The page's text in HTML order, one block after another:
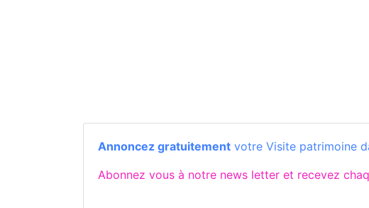
Annoncez gratuitement votre Visite patrimoine
Abonnez vous à notre news letter et recevez